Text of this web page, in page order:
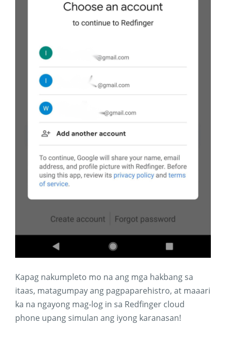
Kapag nakumpleto mo na ang mga hakbang sa
itaas, matagumpay ang pagpaparehistro, at maaari
ka na ngayong mag-log in sa Redfinger cloud
phone upang simulan ang iyong karanasan!